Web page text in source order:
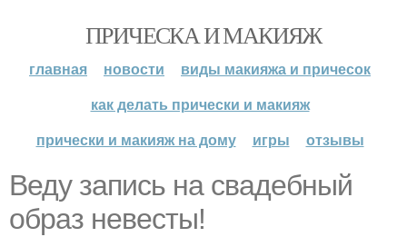
ПРИЧЕСКА И МАКИЯЖ
главная новости
виды макияжа и причесок
как делать прически и макияж
прически и макияж на дому
игры отзывы
Веду запись на свадебный
образ невесты!